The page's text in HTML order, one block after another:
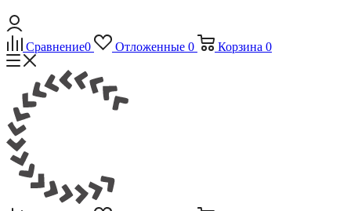
Сравнение0 Отложенные 0 Корзина 0